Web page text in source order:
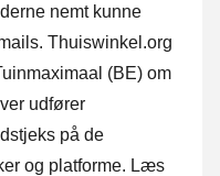
nemt kunne
Thuiswinkel.org
(BE) om
udfører
på de
og platforme. Læs